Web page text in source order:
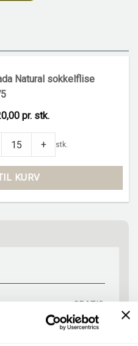
GRATIS
Natural sokkelflise
pr. stk.
Natural sokkelflise 7,3x75
+ stk.
KURV